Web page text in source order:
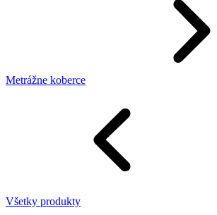
Metrážne koberce
Všetky produkty